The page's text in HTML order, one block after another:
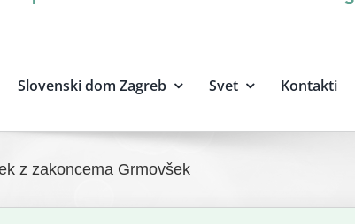
Slovenski dom Zagreb Svet Kontakti
z zakoncema Grmovšek